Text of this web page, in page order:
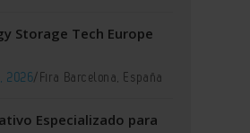
Storage Tech Europe
2026/Fira Barcelona, España
Especializado para